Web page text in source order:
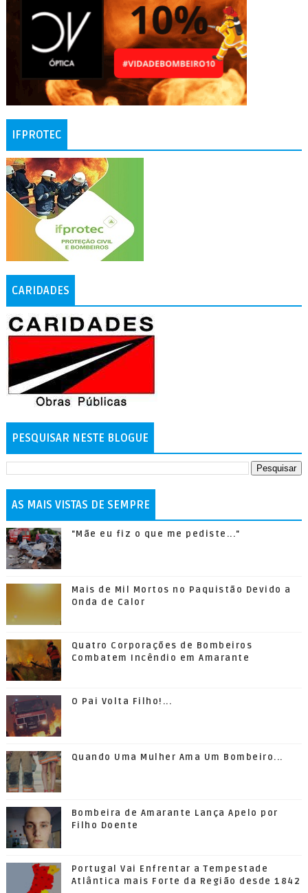
IFPROTEC
CARIDADES
PESQUISAR NESTE BLOGUE
AS MAIS VISTAS DE SEMPRE
"Mãe eu fiz o que me pediste..."
Mais de Mil Mortos no Paquistão Devido a
Onda de Calor
Quatro Corporações de Bombeiros
Combatem Incêndio em Amarante
O Pai Volta Filho!...
Quando Uma Mulher Ama Um Bombeiro...
Bombeira de Amarante Lança Apelo por
Filho Doente
Portugal Vai Enfrentar a Tempestade
Atlântica mais Forte da Região desde 1842